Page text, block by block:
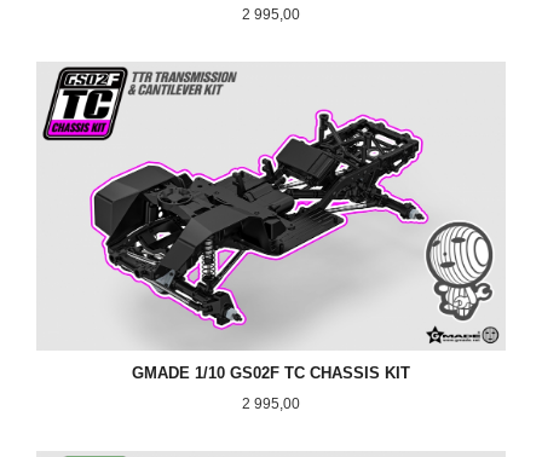
Pris
2 995,00
GMADE 1/10 GS02F TC CHASSIS KIT
Pris
2 995,00